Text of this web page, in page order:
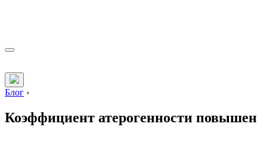
Блог ›
Коэффициент атерогенности повышен